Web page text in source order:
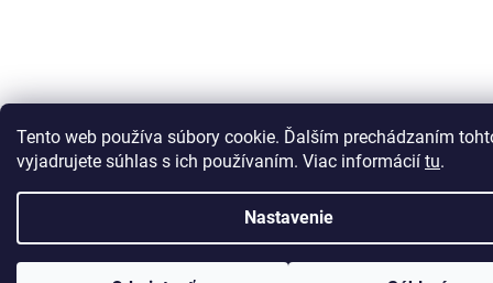
Tento web používa súbory cookie. Ďalším prechádzaním
vyjadrujete súhlas s ich používaním. Viac informácií tu.
Nastavenie